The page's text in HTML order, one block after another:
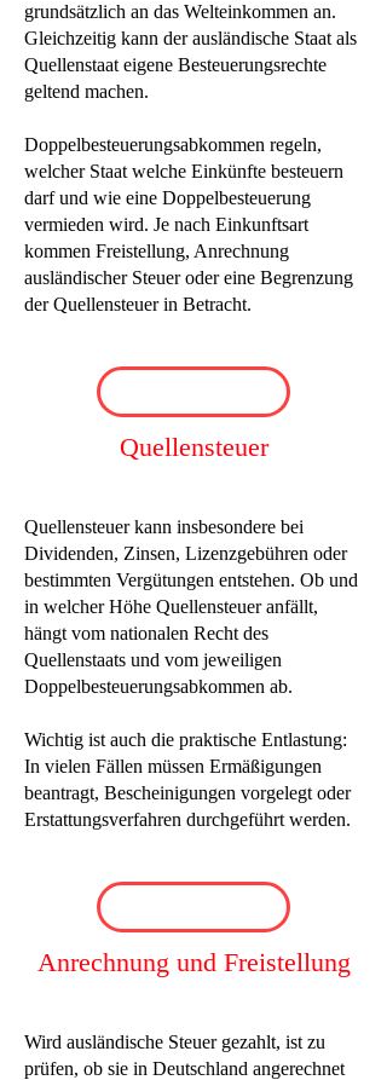
grundsätzlich an das Welteinkommen an.
Gleichzeitig kann der ausländische Staat als
Quellenstaat eigene Besteuerungsrechte
geltend machen.
Doppelbesteuerungsabkommen regeln,
welcher Staat welche Einkünfte besteuern
darf und wie eine Doppelbesteuerung
vermieden wird. Je nach Einkunftsart
kommen Freistellung, Anrechnung
ausländischer Steuer oder eine Begrenzung
der Quellensteuer in Betracht.
Quellensteuer
Quellensteuer kann insbesondere bei
Dividenden, Zinsen, Lizenzgebühren oder
bestimmten Vergütungen entstehen. Ob und
in welcher Höhe Quellensteuer anfällt,
hängt vom nationalen Recht des
Quellenstaats und vom jeweiligen
Doppelbesteuerungsabkommen ab.
Wichtig ist auch die praktische Entlastung:
In vielen Fällen müssen Ermäßigungen
beantragt, Bescheinigungen vorgelegt oder
Erstattungsverfahren durchgeführt werden.
Anrechnung und Freistellung
Wird ausländische Steuer gezahlt, ist zu
prüfen, ob sie in Deutschland angerechnet